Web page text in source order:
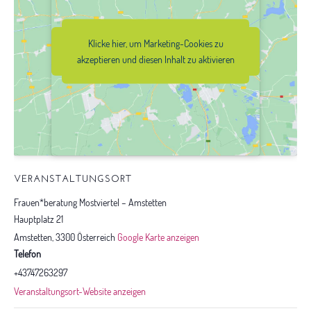
VERANSTALTUNGSORT
Frauen*beratung Mostviertel – Amstetten
Hauptplatz 21
Amstetten 3300 Österreich Google Karte anzeigen
Telefon
+43747263297
Veranstaltungsort-Website anzeigen
akzeptieren und diesen Inhalt zu
aktivieren
Klicke hier, um Marketing-Cookies zu
akzeptieren und diesen Inhalt zu aktivieren